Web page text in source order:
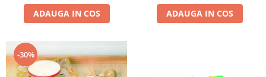
Jucării interactive
Lumina
Magnetism
Matematica
ADAUGA IN COS ADAUGA IN COS
-30%